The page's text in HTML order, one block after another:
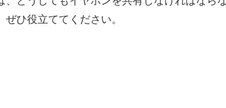
ぜひ役立ててください。